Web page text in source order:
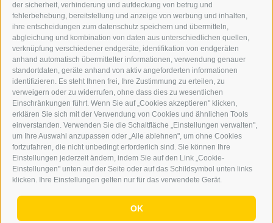
der sicherheit, verhinderung und aufdeckung von betrug und
fehlerbehebung, bereitstellung und anzeige von werbung und inhalten,
ihre entscheidungen zum datenschutz speichern und übermitteln,
abgleichung und kombination von daten aus unterschiedlichen quellen,
verknüpfung verschiedener endgeräte, identifikation von endgeräten
anhand automatisch übermittelter informationen, verwendung genauer
standortdaten, geräte anhand von aktiv angeforderten informationen
identifizieren. Es steht Ihnen frei, Ihre Zustimmung zu erteilen, zu
verweigern oder zu widerrufen, ohne dass dies zu wesentlichen
Einschränkungen führt. Wenn Sie auf „Cookies akzeptieren" klicken,
erklären Sie sich mit der Verwendung von Cookies und ähnlichen Tools
einverstanden. Verwenden Sie die Schaltfläche „Einstellungen verwalten",
um Ihre Auswahl anzupassen oder „Alle ablehnen", um ohne Cookies
fortzufahren, die nicht unbedingt erforderlich sind. Sie können Ihre
Einstellungen jederzeit ändern, indem Sie auf den Link „Cookie-
Einstellungen" unten auf der Seite oder auf das Schildsymbol unten links
klicken. Ihre Einstellungen gelten nur für das verwendete Gerät.
OK
WERBEN IM ERKER
ONLINE-WERBUNG
SEPA-DAUERAUFTRAG
REGELN LESERKOMMENTARE
ONLINE VOTING
SERVICE
VERANSTALTUNGSKALENDER
KLEINANZEIGER
NÜTZLICHE LINKS
WETTER
WEBCAM
VIDEOS
TRAUER